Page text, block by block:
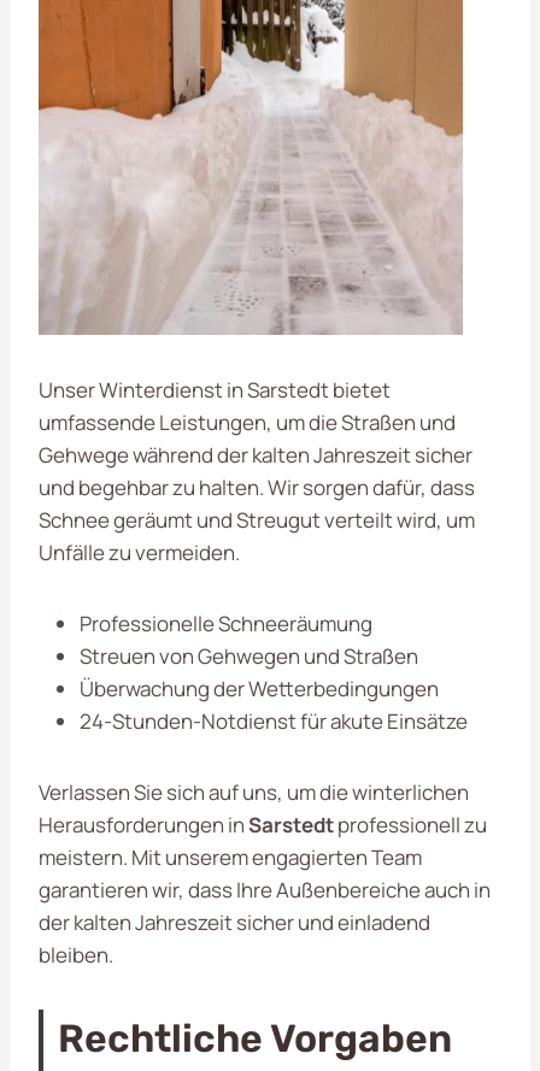
Unser Winterdienst in Sarstedt bietet
umfassende Leistungen, um die Straßen und
Gehwege während der kalten Jahreszeit sicher
und begehbar zu halten. Wir sorgen dafür, dass
Schnee geräumt und Streugut verteilt wird, um
Unfälle zu vermeiden.
Professionelle Schneeräumung
Streuen von Gehwegen und Straßen
Überwachung der Wetterbedingungen
24-Stunden-Notdienst für akute Einsätze
Verlassen Sie sich auf uns, um die winterlichen
Herausforderungen inSarstedtprofessionell zu
meistern. Mit unserem engagierten Team
garantieren wir, dass Ihre Außenbereiche auch in
der kalten Jahreszeit sicher und einladend
bleiben.
Rechtliche Vorgaben